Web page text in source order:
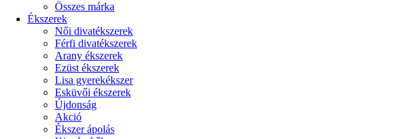
Összes márka
Ékszerek
Női divatékszerek
Férfi divatékszerek
Arany ékszerek
Ezüst ékszerek
Lisa gyerekékszer
Esküvői ékszerek
Újdonság
Akció
Ékszer ápolás